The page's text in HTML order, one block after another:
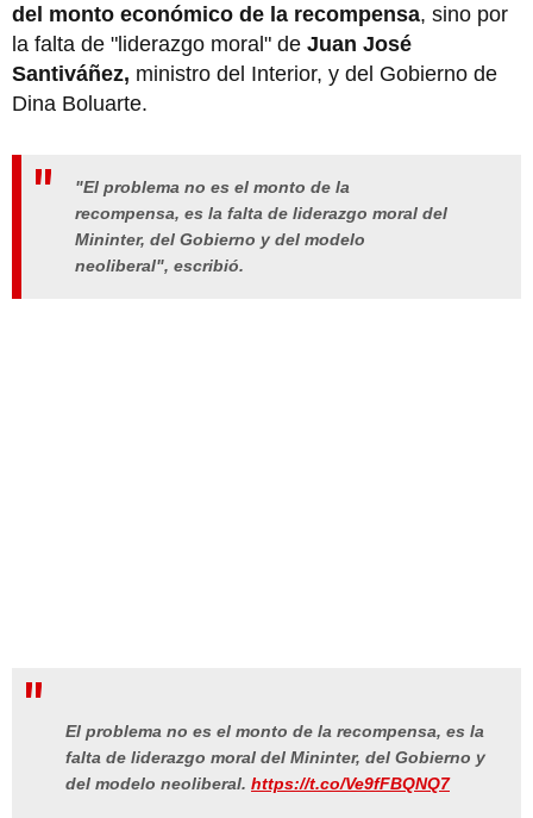
del monto económico de la recompensa, sino por
la falta de "liderazgo moral" de Juan José
Santiváñez, ministro del Interior, y del Gobierno de
Dina Boluarte.
"El problema no es el monto de la
recompensa, es la falta de liderazgo moral del
Mininter, del Gobierno y del modelo
neoliberal", escribió.
El problema no es el monto de la recompensa, es la
falta de liderazgo moral del Mininter, del Gobierno y
del modelo neoliberal. https://t.co/Ve9fFBQNQ7